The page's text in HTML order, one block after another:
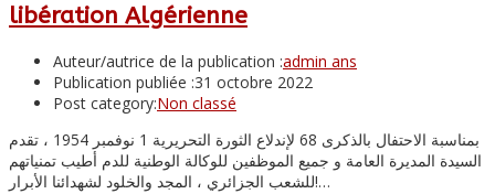
libération Algérienne
Auteur/autrice de la publication :admin ans
Publication publiée :31 octobre 2022
Post category:Non classé
بمناسبة الاحتفال بالذكرى 68 لإندلاع الثورة التحريرية 1 نوفمبر 1954 ، تقدم
السيدة المديرة العامة و جميع الموظفين للوكالة الوطنية للدم أطيب تمنياتهم
للشعب الجزائري ، المجد والخلود لشهدائنا الأبرار!…